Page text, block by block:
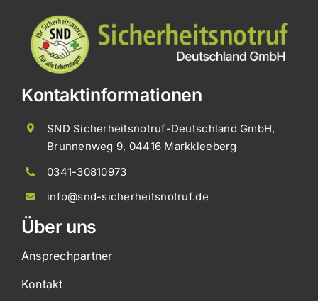
Kontaktinformationen
SND Sicherheitsnotruf-Deutschland GmbH,
Brunnenweg 9, 04416 Markkleeberg
0341-30810973
info@snd-sicherheitsnotruf.de
Über uns
Ansprechpartner
Kontakt